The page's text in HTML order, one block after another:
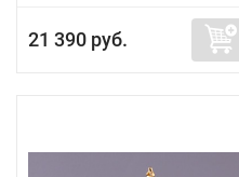
21 390 руб.